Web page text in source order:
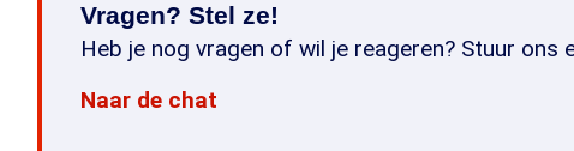
Vragen? Stel ze!
Heb je nog vragen of wil je reageren? Stuur ons
Naar de chat